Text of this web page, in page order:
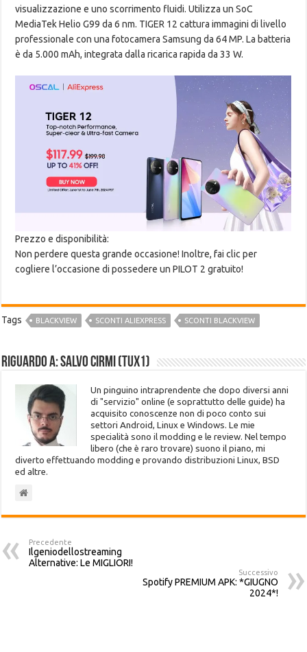
visualizzazione e uno scorrimento fluidi. Utilizza un SoC
MediaTek Helio G99 da 6 nm. TIGER 12 cattura immagini di livello
professionale con una fotocamera Samsung da 64 MP. La batteria
è da 5.000 mAh, integrata dalla ricarica rapida da 33 W.
Prezzo e disponibilità:
Non perdere questa grande occasione! Inoltre, fai clic per
cogliere l’occasione di possedere un PILOT 2 gratuito!
Tags BLACKVIEW SCONTI ALIEXPRESS SCONTI BLACKVIEW
Riguardo a: Salvo Cirmi (Tux1)
Un pinguino intraprendente che dopo diversi anni
di "servizio" online (e soprattutto delle guide) ha
acquisito conoscenze non di poco conto sui
settori Android, Linux e Windows. Le mie
specialità sono il modding e le review. Nel tempo
libero (che è raro trovare) suono il piano, mi
diverto effettuando modding e provando distribuzioni Linux, BSD
ed altre.
Precedente
Ilgeniodellostreaming
Alternative: Le MIGLIORI!
Successivo
Spotify PREMIUM APK: *GIUGNO
2024*!